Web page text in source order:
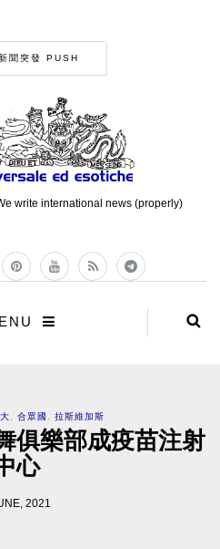
聞突發 PUSH
write international news (properly)
合眾國 拉斯維加斯
俱樂部成疫苗注射
心
2021